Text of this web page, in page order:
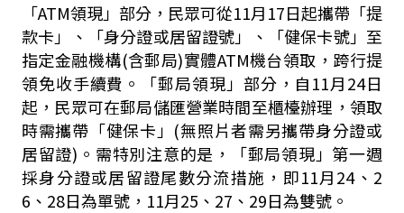
「ATM領現」部分，民眾可從11月17日起攜帶「提
款卡」、「身分證或居留證號」、「健保卡號」至
指定金融機構(含郵局)實體ATM機台領取，跨行提
領免收手續費。「郵局領現」部分，自11月24日
起，民眾可在郵局儲匯營業時間至櫃檯辦理，領取
時需攜帶「健保卡」(無照片者需另攜帶身分證或
居留證)。需特別注意的是，「郵局領現」第一週
採身分證或居留證尾數分流措施，即11月24、2
6、28日為單號，11月25、27、29日為雙號。